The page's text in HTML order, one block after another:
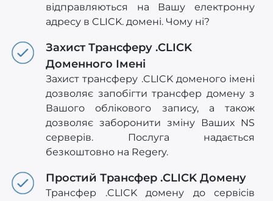
відправляються на Вашу електронну
адресу в CLICK. домені. Чому ні?
Захист Трансферу .CLICK
Доменного Імені
Захист трансферу .CLICK доменого імені
дозволяє запобігти трансфер домену з
Вашого облікового запису, а також
дозволяє заборонити зміну Ваших NS
серверів. Послуга надається
безкоштовно на Regery.
Простий Трансфер .CLICK Домену
Трансфер .CLICK домену до сервісів